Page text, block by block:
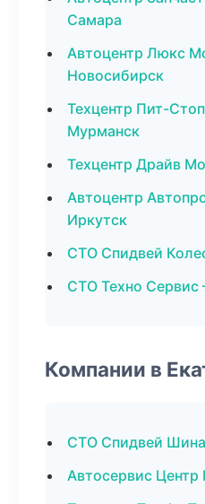
Самара
Автоцентр Люкс
Новосибирск
Техцентр Пит-
Мурманск
Техцентр Драйв
Автоцентр
Иркутск
СТО Спидвей
СТО Техно Сервис
Компании в
СТО Спидвей
Автосервис